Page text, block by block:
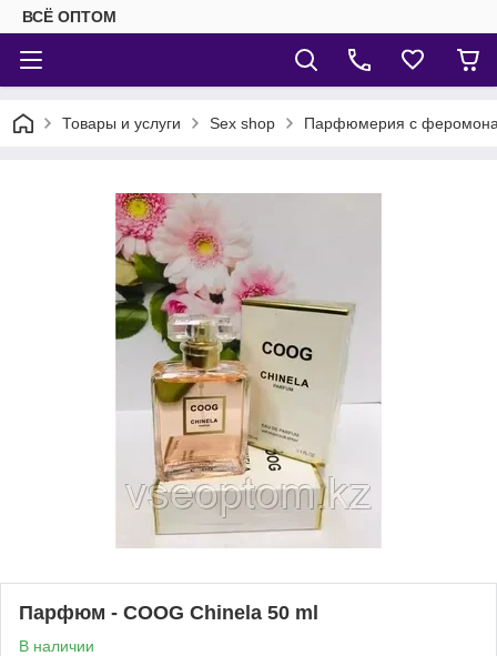
ВСЁ ОПТОМ
Товары и услуги Sex shop Парфюмерия с
Парфюм - COOG Chinela 50 ml
В наличии